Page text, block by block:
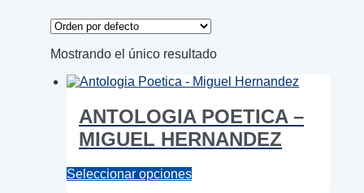
Mostrando el único resultado
ANTOLOGIA POETICA –
MIGUEL HERNANDEZ
Seleccionar opcionesEste